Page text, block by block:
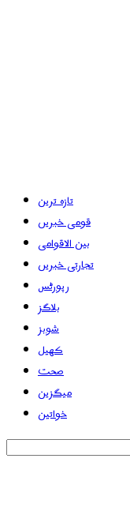
تازہ ترین
قومی خبریں
بین الاقوامی
تجارتی خبریں
رپورٹس
بلاگز
شوبز
کھیل
صحت
میگزین
خواتین